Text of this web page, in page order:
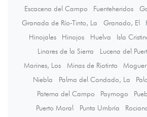
Escacena del Campo
Fuenteheridos
Granada de Río-Tinto, La
Granado, El
Hinojales
Hinojos Huelva Isla
Linares de la Sierra
Lucena del
Marines, Los
Minas de Riotinto Moguer
Niebla
Palma del Condado, La
Paterna del Campo
Paymogo
Puerto Moral
Punta Umbría